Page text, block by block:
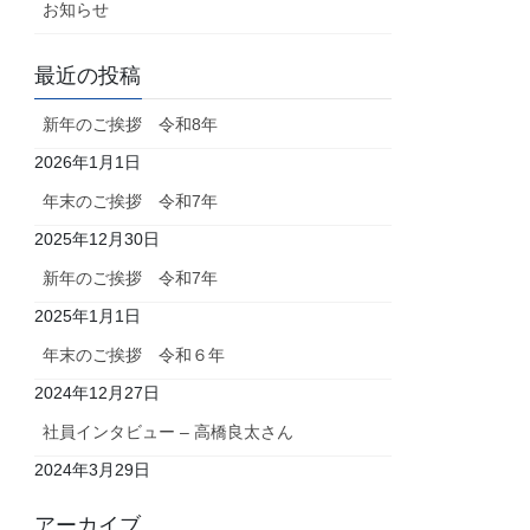
お知らせ
最近の投稿
新年のご挨拶 令和8年
2026年1月1日
年末のご挨拶 令和7年
2025年12月30日
新年のご挨拶 令和7年
2025年1月1日
年末のご挨拶 令和６年
2024年12月27日
社員インタビュー – 高橋良太さん
2024年3月29日